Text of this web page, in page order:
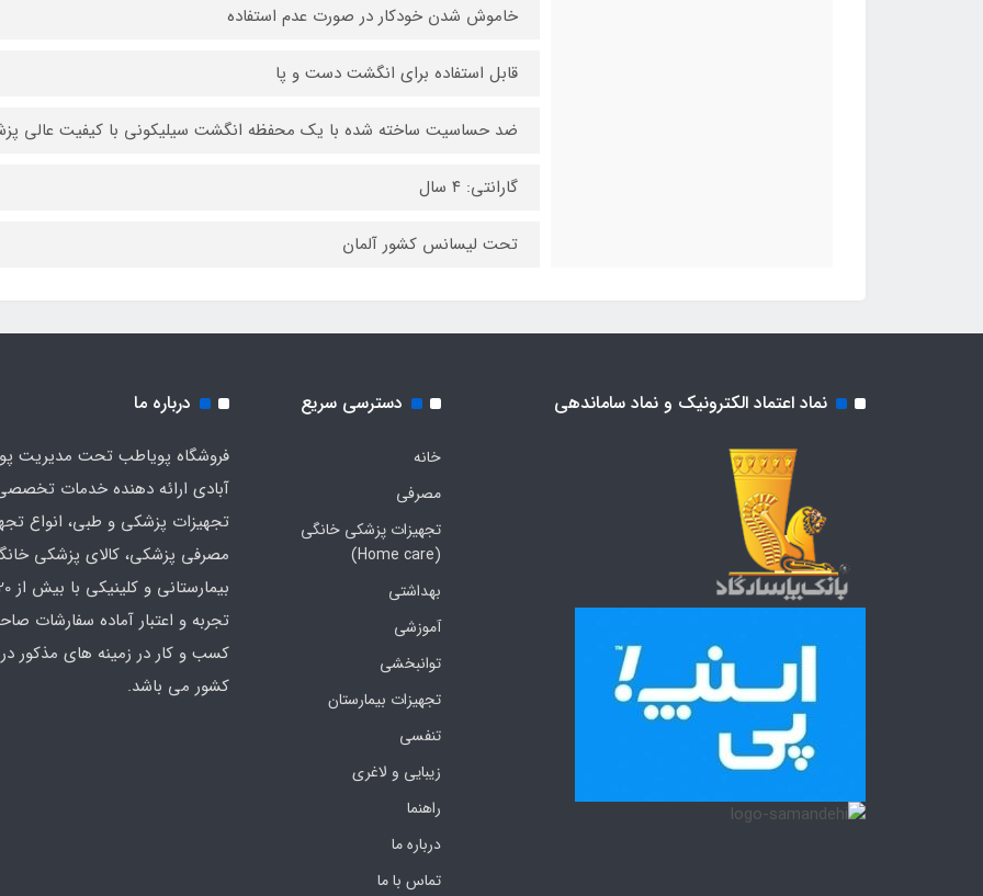
خاموش شدن خودکار در صورت عدم استفاده
قابل استفاده برای انگشت دست و پا
ضد حساسیت ساخته شده با یک محفظه انگشت سیلیکونی با کیفیت عالی
گارانتی: ۴ سال
تحت لیسانس کشور آلمان
نماد اعتماد الکترونیک و نماد ساماندهی دسترسی سریع
خانه
مصرفی
تجهیزات پزشکی خانگی
(Home care)
بهداشتی
آموزشی
توانبخشی
تجهیزات بیمارستان
تنفسی
زیبایی و لاغری
راهنما
درباره ما
تماس با ما
درباره ما
فروشگاه پویاطب تحت مدیریت
آبادی ارائه دهنده خدمات
تجهیزات پزشکی و طبی، انواع
مصرفی پزشکی، کالای پزشکی
تجربه و اعتبار آماده سفارشات
کسب و کار در زمینه های مذکور
کشور می باشد.